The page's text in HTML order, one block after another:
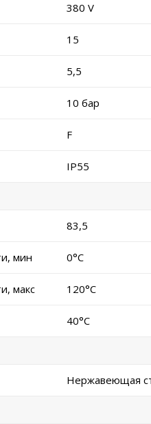
380 V
15
5,5
10 бар
F
IP55
83,5
мин 0°C
макс 120°C
40°C
Нержавеющая